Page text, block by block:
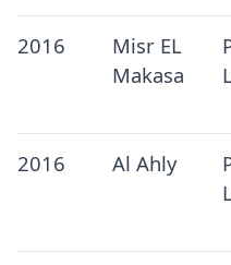
2016
Misr EL
Makasa
2016 Al Ahly